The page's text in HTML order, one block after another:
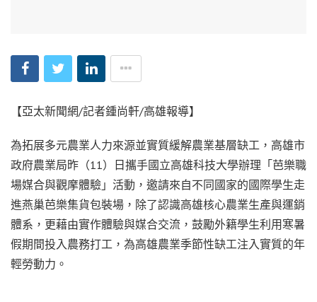
【亞太新聞網/記者鍾尚軒/高雄報導】
為拓展多元農業人力來源並實質緩解農業基層缺工，高雄市
政府農業局昨（11）日攜手國立高雄科技大學辦理「芭樂職
場媒合與觀摩體驗」活動，邀請來自不同國家的國際學生走
進燕巢芭樂集貨包裝場，除了認識高雄核心農業生產與運銷
體系，更藉由實作體驗與媒合交流，鼓勵外籍學生利用寒暑
假期間投入農務打工，為高雄農業季節性缺工注入實質的年
輕勞動力。